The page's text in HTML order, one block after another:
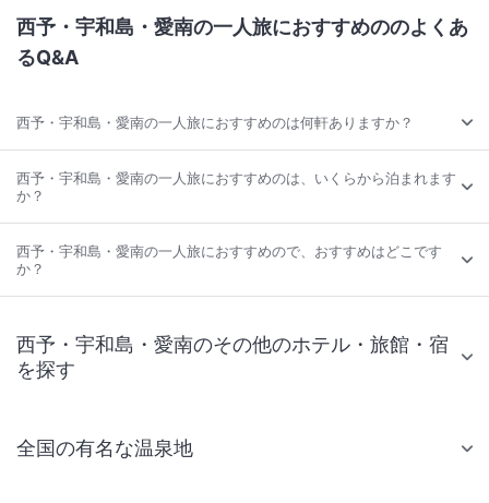
西予・宇和島・愛南の一人旅におすすめののよくあ
るQ&A
西予・宇和島・愛南の一人旅におすすめのは何軒ありますか？
西予・宇和島・愛南の一人旅におすすめのは、いくらから泊まれます
か？
西予・宇和島・愛南の一人旅におすすめので、おすすめはどこです
か？
西予・宇和島・愛南のその他のホテル・旅館・宿
を探す
全国の有名な温泉地